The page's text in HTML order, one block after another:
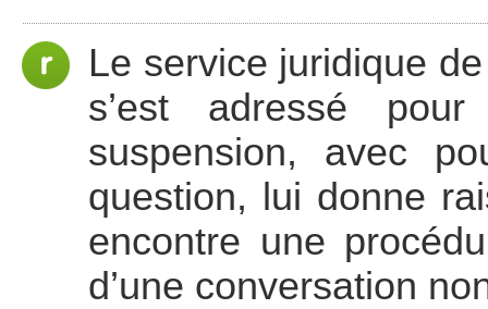
Le service juridique
s’est adressé
suspension, avec
question, lui donne
encontre une
d’une conversation